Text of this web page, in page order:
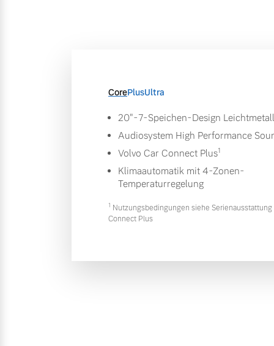
CorePlusUltra
20"-7-Speichen-Design
Audiosystem High Performance
Volvo Car Connect Plus1
Klimaautomatik mit 4-Zonen-
Temperaturregelung
1 Nutzungsbedingungen siehe Serienausstattung
Connect Plus